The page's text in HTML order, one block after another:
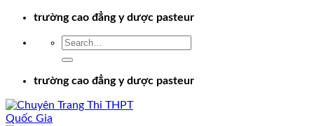
Chuyểntrường cao đẳng y dược pasteur
trường cao đẳng y dược pasteur